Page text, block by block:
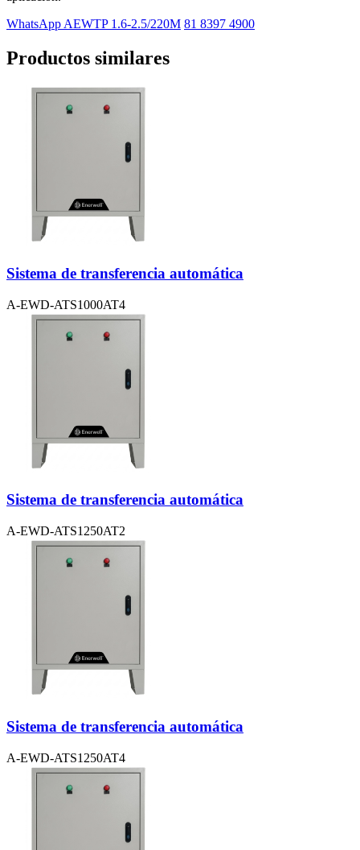
WhatsApp AEWTP 1.6-2.5/220M 81 8397 4900
Productos similares
Sistema de transferencia automática
A-EWD-ATS1000AT4
Sistema de transferencia automática
A-EWD-ATS1250AT2
Sistema de transferencia automática
A-EWD-ATS1250AT4